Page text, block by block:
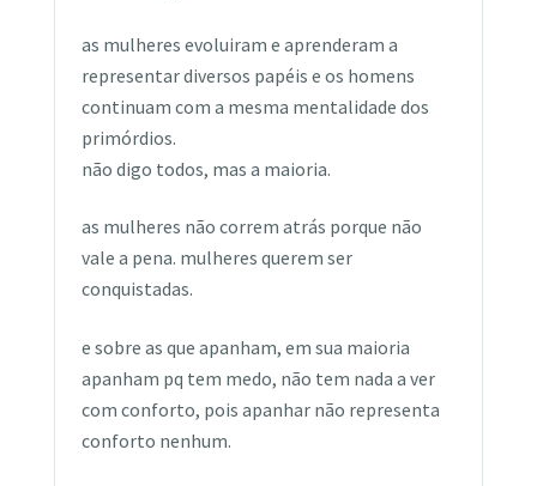
as mulheres evoluiram e aprenderam a
representar diversos papéis e os homens
continuam com a mesma mentalidade dos
primórdios.
não digo todos, mas a maioria.
as mulheres não correm atrás porque não
vale a pena. mulheres querem ser
conquistadas.
e sobre as que apanham, em sua maioria
apanham pq tem medo, não tem nada a ver
com conforto, pois apanhar não representa
conforto nenhum.